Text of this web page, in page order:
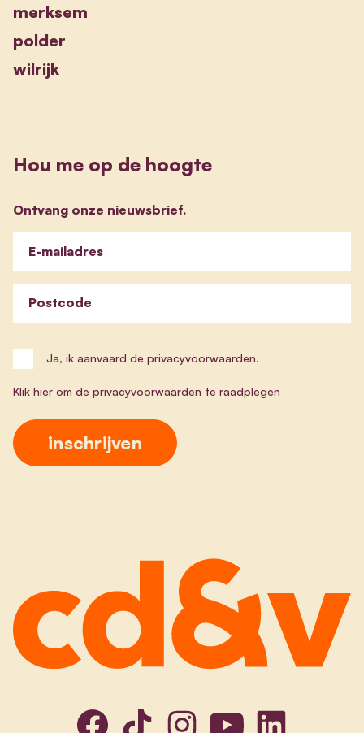
merksem
polder
wilrijk
Hou me op de hoogte
Ontvang onze nieuwsbrief.
E-mailadres
Postcode
Ja, ik aanvaard de privacyvoorwaarden.
Klik hier om de privacyvoorwaarden te raadplegen